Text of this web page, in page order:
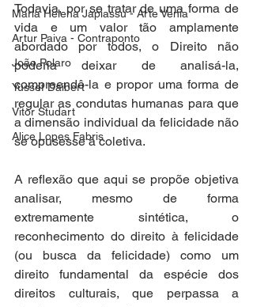
Maria Helena Japiassu - Arte Venia
Artur Paiva - Contraponto
João Polaro
Yussef Daibert
Vitor Studart
Alice Lopes Fabris
Todavia, por se tratar de uma forma de
vida e um valor tão amplamente
abordado por todos, o Direito não
poderia deixar de analisá-la,
compreendê-la e propor uma forma de
regular as condutas humanas para que
a dimensão individual da felicidade não
se opusesse à coletiva.
A reflexão que aqui se propõe objetiva
analisar, mesmo de forma
extremamente sintética, o
reconhecimento do direito à felicidade
(ou busca da felicidade) como um
direito fundamental da espécie dos
direitos culturais, que perpassa a